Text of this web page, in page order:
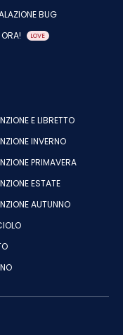
BUG
LOVE
E LIBRETTO
INVERNO
PRIMAVERA
ESTATE
AUTUNNO